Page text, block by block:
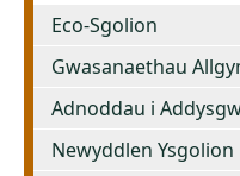
Eco-Sgolion
Gwasanaethau
Adnoddau i
Newyddlen Ysgolion